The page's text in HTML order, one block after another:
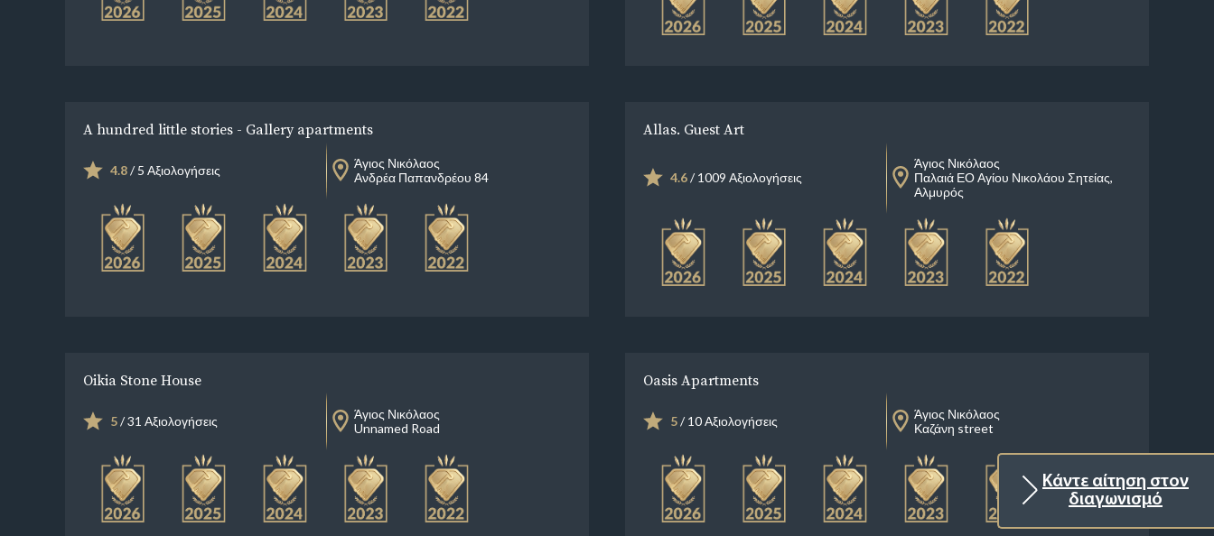
Κάντε αίτηση στον
διαγωνισμό
A hundred little stories - Gallery apartments
4.8/ 5 Αξιολογήσεις
Άγιος Νικόλαος
Ανδρέα Παπανδρέου 84
Allas. Guest Art
4.6/ 1009 Αξιολογήσεις
Άγιος Νικόλαος
Παλαιά ΕΟ Αγίου Νικολάου Σητείας,
Αλμυρός
Oikia Stone House
5/ 31 Αξιολογήσεις
Άγιος Νικόλαος
Unnamed Road
Oasis Apartments
5/ 10 Αξιολογήσεις
Άγιος Νικόλαος
Καζάνη street